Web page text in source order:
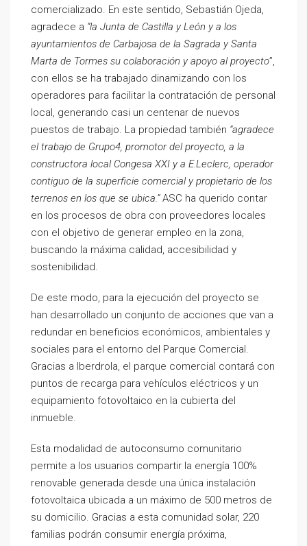
comercializado. En este sentido, Sebastián Ojeda,
agradece a “la Junta de Castilla y León y a los
ayuntamientos de Carbajosa de la Sagrada y Santa
Marta de Tormes su colaboración y apoyo al proyecto”,
con ellos se ha trabajado dinamizando con los
operadores para facilitar la contratación de personal
local, generando casi un centenar de nuevos
puestos de trabajo. La propiedad también “agradece
el trabajo de Grupo4, promotor del proyecto, a la
constructora local Congesa XXI y a E.Leclerc, operador
contiguo de la superficie comercial y propietario de los
terrenos en los que se ubica.”ASC ha querido contar
en los procesos de obra con proveedores locales
con el objetivo de generar empleo en la zona,
buscando la máxima calidad, accesibilidad y
sostenibilidad.
De este modo, para la ejecución del proyecto se
han desarrollado un conjunto de acciones que van a
redundar en beneficios económicos, ambientales y
sociales para el entorno del Parque Comercial.
Gracias a Iberdrola, el parque comercial contará con
puntos de recarga para vehículos eléctricos y un
equipamiento fotovoltaico en la cubierta del
inmueble.
Esta modalidad de autoconsumo comunitario
permite a los usuarios compartir la energía 100%
renovable generada desde una única instalación
fotovoltaica ubicada a un máximo de 500 metros de
su domicilio. Gracias a esta comunidad solar, 220
familias podrán consumir energía próxima,